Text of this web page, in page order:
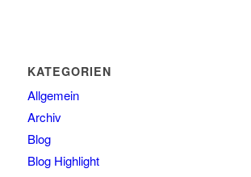
KATEGORIEN
Allgemein
Archiv
Blog
Blog Highlight